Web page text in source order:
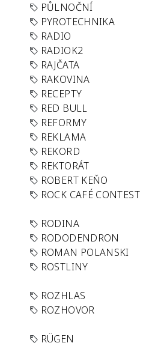
PŮLNOČNÍ
PYROTECHNIKA
RADIO
RADIOK2
RAJČATA
RAKOVINA
RECEPTY
RED BULL
REFORMY
REKLAMA
REKORD
REKTORÁT
ROBERT KEŇO
ROCK CAFÉ CONTEST
RODINA
RODODENDRON
ROMAN POLANSKI
ROSTLINY
ROZHLAS
ROZHOVOR
RÜGEN